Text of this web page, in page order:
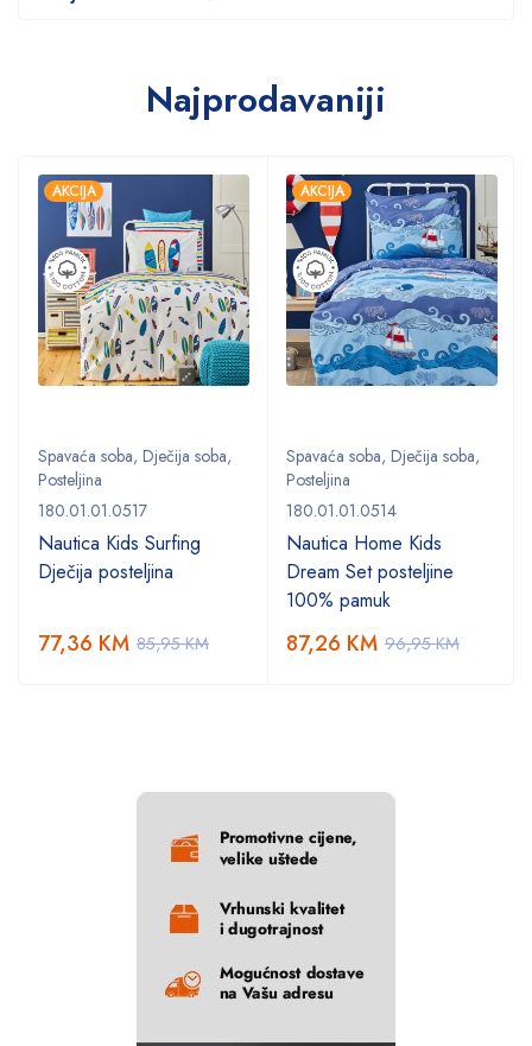
Najprodavaniji
AKCIJA
Spavaća soba, Dječija soba,
Posteljina
180.01.01.0517
Nautica Kids Surfing
Dječija posteljina
85,95KM
77,36 KM
AKCIJA
Spavaća soba, Dječija soba,
Posteljina
180.01.01.0514
Nautica Home Kids
Dream Set posteljine
100% pamuk
96,95KM
87,26 KM